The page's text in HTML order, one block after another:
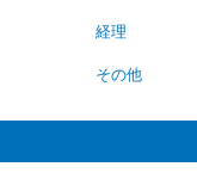
経理
その他